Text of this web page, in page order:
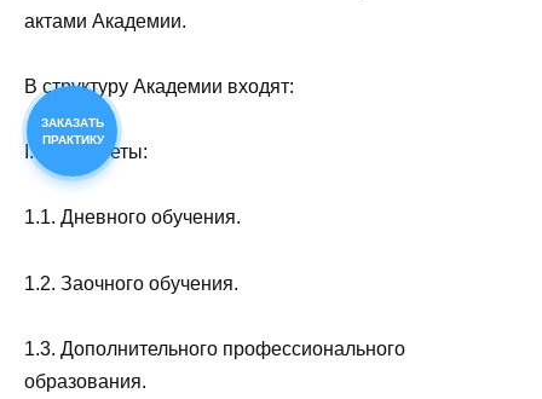
ЗАКАЗАТЬ
ПРАКТИКУ
актами Академии.
В структуру Академии входят:
I. Факультеты:
1.1. Дневного обучения.
1.2. Заочного обучения.
1.3. Дополнительного профессионального
образования.